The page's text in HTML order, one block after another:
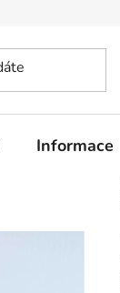
Informace